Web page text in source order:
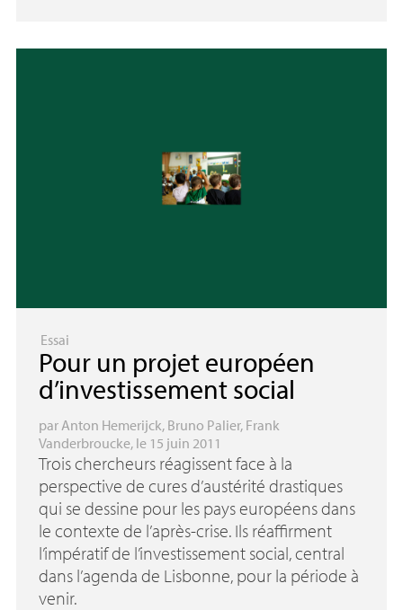
Essai
Pour un projet européen
d’investissement social
par Anton Hemerijck, Bruno Palier, Frank
Vanderbroucke, le 15 juin 2011
Trois chercheurs réagissent face à la
perspective de cures d’austérité drastiques
qui se dessine pour les pays européens dans
le contexte de l’après-crise. Ils réaffirment
l’impératif de l’investissement social, central
dans l’agenda de Lisbonne, pour la période à
venir.